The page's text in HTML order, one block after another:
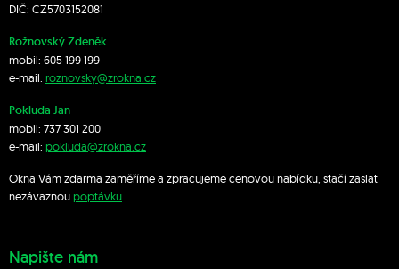
DIČ: CZ5703152081
Rožnovský Zdeněk
mobil: 605 199 199
e-mail: roznovsky@zrokna.cz
Pokluda Jan
mobil: 737 301 200
e-mail: pokluda@zrokna.cz
Okna Vám zdarma zaměříme a zpracujeme cenovou nabídku, stačí zaslat
nezávaznoupoptávku
Napište nám